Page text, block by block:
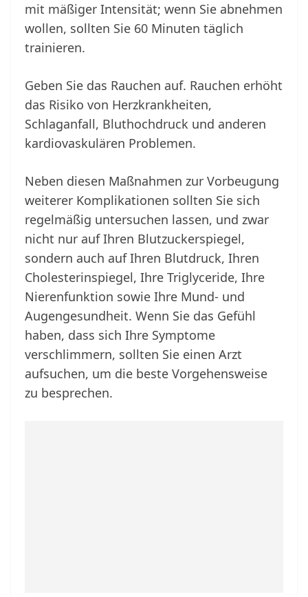
mit mäßiger Intensität; wenn Sie abnehmen
wollen, sollten Sie 60 Minuten täglich
trainieren.
Geben Sie das Rauchen auf. Rauchen erhöht
das Risiko von Herzkrankheiten,
Schlaganfall, Bluthochdruck und anderen
kardiovaskulären Problemen.
Neben diesen Maßnahmen zur Vorbeugung
weiterer Komplikationen sollten Sie sich
regelmäßig untersuchen lassen, und zwar
nicht nur auf Ihren Blutzuckerspiegel,
sondern auch auf Ihren Blutdruck, Ihren
Cholesterinspiegel, Ihre Triglyceride, Ihre
Nierenfunktion sowie Ihre Mund- und
Augengesundheit. Wenn Sie das Gefühl
haben, dass sich Ihre Symptome
verschlimmern, sollten Sie einen Arzt
aufsuchen, um die beste Vorgehensweise
zu besprechen.